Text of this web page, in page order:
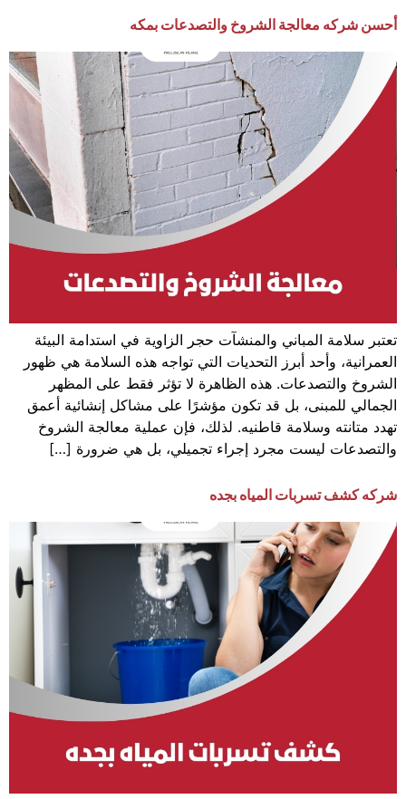
أحسن شركه معالجة الشروخ والتصدعات بمكه
تعتبر سلامة المباني والمنشآت حجر الزاوية في استدامة البيئة
العمرانية، وأحد أبرز التحديات التي تواجه هذه السلامة هي ظهور
الشروخ والتصدعات. هذه الظاهرة لا تؤثر فقط على المظهر
الجمالي للمبنى، بل قد تكون مؤشرًا على مشاكل إنشائية أعمق
تهدد متانته وسلامة قاطنيه. لذلك، فإن عملية معالجة الشروخ
والتصدعات ليست مجرد إجراء تجميلي، بل هي ضرورة […]
شركه كشف تسربات المياه بجده